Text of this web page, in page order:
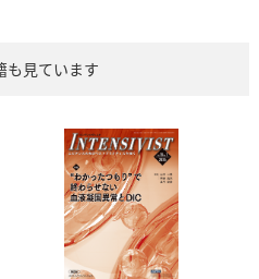
も見ています